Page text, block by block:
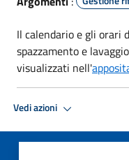
Il calendario e gli orari
spazzamento e
visualizzati nell'
Vedi azioni